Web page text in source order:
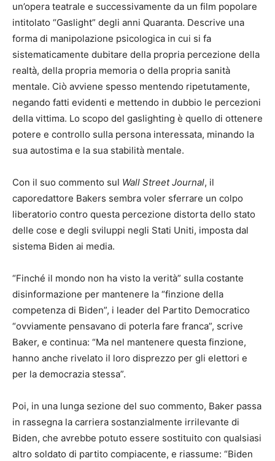
un’opera teatrale e successivamente da un film popolare
intitolato “Gaslight” degli anni Quaranta. Descrive una
forma di manipolazione psicologica in cui si fa
sistematicamente dubitare della propria percezione della
realtà, della propria memoria o della propria sanità
mentale. Ciò avviene spesso mentendo ripetutamente,
negando fatti evidenti e mettendo in dubbio le percezioni
della vittima. Lo scopo del gaslighting è quello di ottenere
potere e controllo sulla persona interessata, minando la
sua autostima e la sua stabilità mentale.
Con il suo commento sul Wall Street Journal, il
caporedattore Bakers sembra voler sferrare un colpo
liberatorio contro questa percezione distorta dello stato
delle cose e degli sviluppi negli Stati Uniti, imposta dal
sistema Biden ai media.
“Finché il mondo non ha visto la verità” sulla costante
disinformazione per mantenere la “finzione della
competenza di Biden”, i leader del Partito Democratico
“ovviamente pensavano di poterla fare franca”, scrive
Baker, e continua: “Ma nel mantenere questa finzione,
hanno anche rivelato il loro disprezzo per gli elettori e
per la democrazia stessa”.
Poi, in una lunga sezione del suo commento, Baker passa
in rassegna la carriera sostanzialmente irrilevante di
Biden, che avrebbe potuto essere sostituito con qualsiasi
altro soldato di partito compiacente, e riassume: “Biden